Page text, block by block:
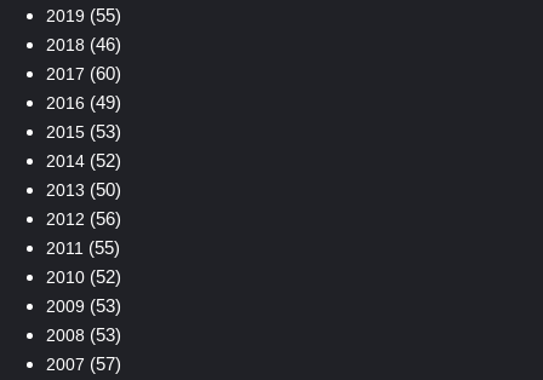
2019 (55)
2018 (46)
2017 (60)
2016 (49)
2015(53)
2014(52)
2013 (50)
2012 (56)
2011 (55)
2010(52)
2009 (53)
2008 (53)
2007 (57)